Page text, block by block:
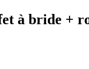
à bride +